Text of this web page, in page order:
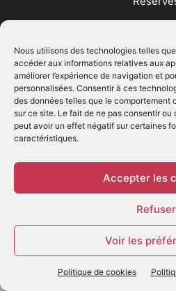
Nous utilisons des technologies telles
accéder aux informations relatives aux
améliorer l’expérience de navigation et
personnalisées. Consentir à ces
des données telles que le comportement
sur ce site. Le fait de ne pas consentir
peut avoir un effet négatif sur certaines
caractéristiques.
Accepter les
Refuser
Voir les
Politique de cookies
SUIVEZ